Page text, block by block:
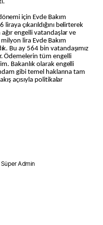
için Evde Bakım
çıkarıldığını belirterek
engelli vatandaşlar ve
lira Evde Bakım
Bu ay 564 bin vatandaşımız
Ödemelerin tüm engelli
Bakanlık olarak engelli
gibi temel haklarına tam
açısıyla politikalar
Admin